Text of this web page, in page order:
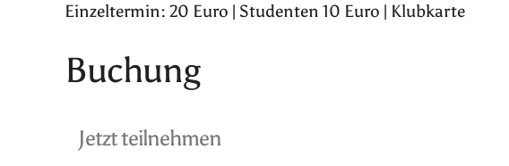
Einzeltermin: 20 Euro | Studenten 10 Euro | Klubkarte
Buchung
Jetzt teilnehmen